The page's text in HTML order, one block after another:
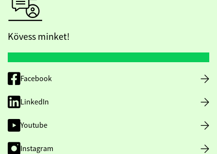
Kövess minket!
Facebook
LinkedIn
Youtube
Instagram